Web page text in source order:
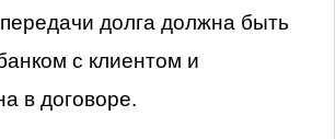
долга должна быть
с клиентом и
в договоре.